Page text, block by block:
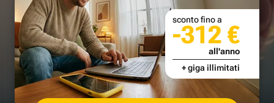
sconto fino a
-312 €
all'anno
+ giga illimitati